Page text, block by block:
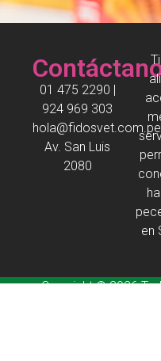
01 475 2290 |
924 969 303
hola@fidosvet.com.pe
Av. San Luis
2080
en
Copyright © 2026